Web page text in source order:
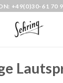
+49(0)30-61 70